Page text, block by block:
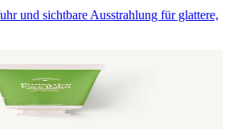
und sichtbare Ausstrahlung für glattere,